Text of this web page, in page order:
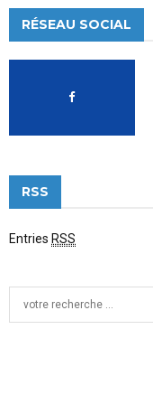
RÉSEAU SOCIAL
RSS
Entries RSS